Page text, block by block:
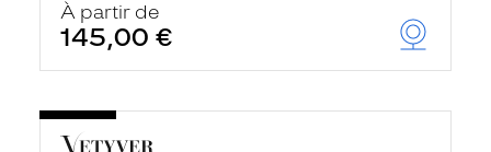
À partir de
145,00 €